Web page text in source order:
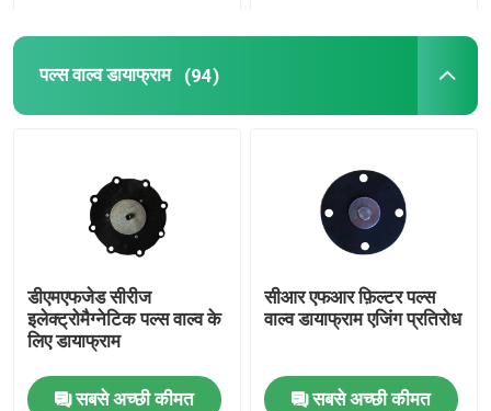
पल्स वाल्व डायाफ्राम (94)
डीएमएफजेड सीरीज
इलेक्ट्रोमैग्नेटिक पल्स वाल्व के
लिए डायाफ्राम
सबसे अच्छी कीमत
सीआर एफआर फ़िल्टर पल्स
वाल्व डायाफ्राम एजिंग प्रतिरोध
सबसे अच्छी कीमत